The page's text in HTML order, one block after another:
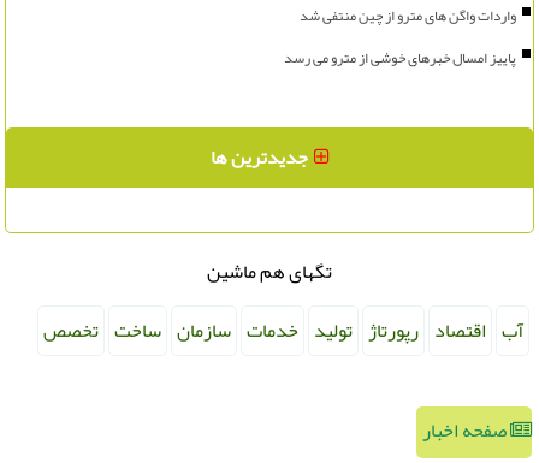
واردات واگن های مترو از چین منتفی شد
پاییز امسال خبرهای خوشی از مترو می رسد
جدیدترین ها
تگهای هم ماشین
آب
اقتصاد رپورتاژ تولید خدمات سازمان ساخت تخصص
صفحه اخبار